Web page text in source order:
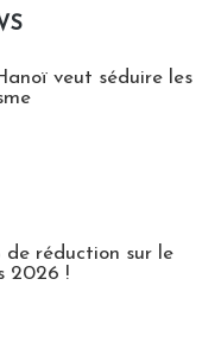
veut séduire les
de réduction sur le
2026 !